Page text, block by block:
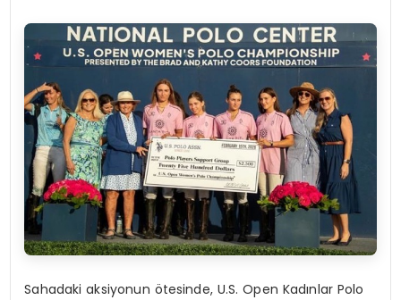
Sahadaki aksiyonun ötesinde, U.S. Open Kadınlar Polo